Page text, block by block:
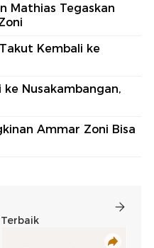
Mathias Tegaskan
Kembali ke
Nusakambangan,
Ammar Zoni Bisa